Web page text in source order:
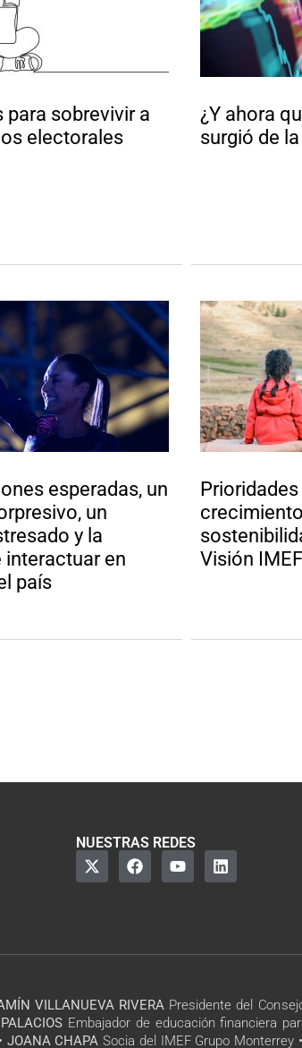
para sobrevivir a
electorales
¿Y ahora
surgió de
esperadas, un
un
y la
interactuar en
país
Visión
NUESTRAS REDES
VILLANUEVA RIVERA Presidente del
Embajador de educación financiera
JOANA CHAPA Socia del IMEF Grupo Monterrey •